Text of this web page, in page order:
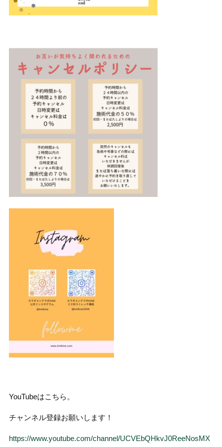
YouTubeはこちら。
チャンネル登録お願いします！
https://www.youtube.com/channel/UCVEbQHkvJ0ReeNosMX